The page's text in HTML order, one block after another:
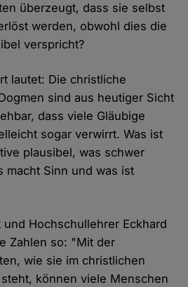
überzeugt, dass sie selbst
werden, obwohl dies die
verspricht?
lautet: Die christliche
sind aus heutiger Sicht
dass viele Gläubige
sogar verwirrt. Was ist
plausibel, was schwer
macht Sinn und was ist
Hochschullehrer Eckhard
Zahlen so: "Mit der
wie sie im christlichen
können viele Menschen